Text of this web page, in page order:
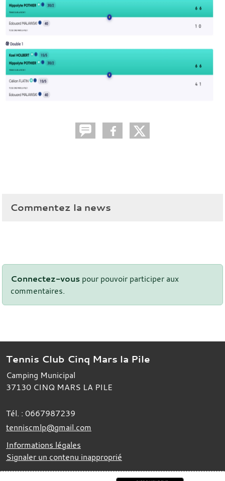
Commentez la news
Connectez-vous pour pouvoir participer aux
commentaires.
Tennis Club Cinq Mars la Pile
Camping Municipal
37130 CINQ MARS LA PILE
Tél. : 0667987239
tenniscmlp@gmail.com
Informations légales
Signaler un contenu inapproprié